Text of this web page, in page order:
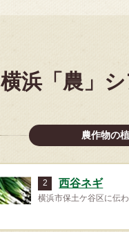
横浜「農」
農作物の
2 西谷ネギ
横浜市保土ケ谷区に伝